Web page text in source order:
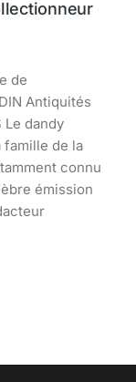
de
Antiquités
Le dandy
de la
connu
émission